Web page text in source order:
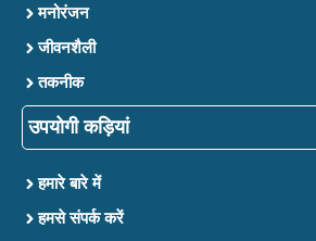
मनोरंजन
जीवनशैली
तकनीक
उपयोगी कड़ियां
हमारे बारे में
हमसे संपर्क करें